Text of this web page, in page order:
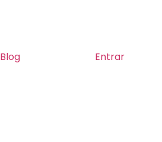
Blog Entrar